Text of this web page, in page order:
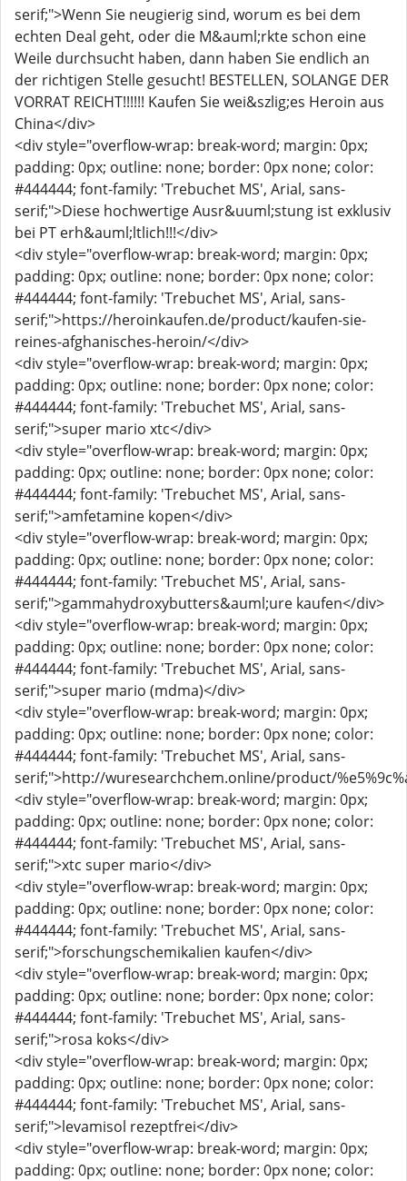
serif;">Wenn Sie neugierig sind, worum es bei dem
echten Deal geht, oder die M&auml;rkte schon eine
Weile durchsucht haben, dann haben Sie endlich an
der richtigen Stelle gesucht! BESTELLEN, SOLANGE DER
VORRAT REICHT!!!!!! Kaufen Sie wei&szlig;es Heroin aus
China</div>
<div style="overflow-wrap: break-word; margin: 0px;
padding: 0px; outline: none; border: 0px none; color:
#444444; font-family: 'Trebuchet MS', Arial, sans-
serif;">Diese hochwertige Ausr&uuml;stung ist exklusiv
bei PT erh&auml;ltlich!!!</div>
<div style="overflow-wrap: break-word; margin: 0px;
padding: 0px; outline: none; border: 0px none; color:
#444444; font-family: 'Trebuchet MS', Arial, sans-
serif;">https://heroinkaufen.de/product/kaufen-sie-
reines-afghanisches-heroin/</div>
<div style="overflow-wrap: break-word; margin: 0px;
padding: 0px; outline: none; border: 0px none; color:
#444444; font-family: 'Trebuchet MS', Arial, sans-
serif;">super mario xtc</div>
<div style="overflow-wrap: break-word; margin: 0px;
padding: 0px; outline: none; border: 0px none; color:
#444444; font-family: 'Trebuchet MS', Arial, sans-
serif;">amfetamine kopen</div>
<div style="overflow-wrap: break-word; margin: 0px;
padding: 0px; outline: none; border: 0px none; color:
#444444; font-family: 'Trebuchet MS', Arial, sans-
serif;">gammahydroxybutters&auml;ure kaufen</div>
<div style="overflow-wrap: break-word; margin: 0px;
padding: 0px; outline: none; border: 0px none; color:
#444444; font-family: 'Trebuchet MS', Arial, sans-
serif;">super mario (mdma)</div>
<div style="overflow-wrap: break-word; margin: 0px;
padding: 0px; outline: none; border: 0px none; color:
#444444; font-family: 'Trebuchet MS', Arial, sans-
serif;">http://wuresearchchem.online/product/
<div style="overflow-wrap: break-word; margin: 0px;
padding: 0px; outline: none; border: 0px none; color:
#444444; font-family: 'Trebuchet MS', Arial, sans-
serif;">xtc super mario</div>
<div style="overflow-wrap: break-word; margin: 0px;
padding: 0px; outline: none; border: 0px none; color:
#444444; font-family: 'Trebuchet MS', Arial, sans-
serif;">forschungschemikalien kaufen</div>
<div style="overflow-wrap: break-word; margin: 0px;
padding: 0px; outline: none; border: 0px none; color:
#444444; font-family: 'Trebuchet MS', Arial, sans-
serif;">rosa koks</div>
<div style="overflow-wrap: break-word; margin: 0px;
padding: 0px; outline: none; border: 0px none; color:
#444444; font-family: 'Trebuchet MS', Arial, sans-
serif;">levamisol rezeptfrei</div>
<div style="overflow-wrap: break-word; margin: 0px;
padding: 0px; outline: none; border: 0px none; color: